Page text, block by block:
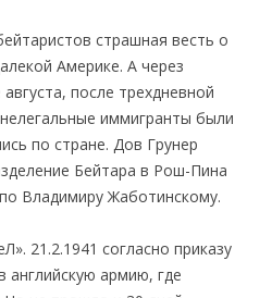
страшная весть о
Америке. А через
после трехдневной
иммигранты были
по стране. Дов Грунер
Бейтара в Рош-Пина
Владимиру Жаботинскому.
21.2.1941 согласно приказу
английскую армию, где